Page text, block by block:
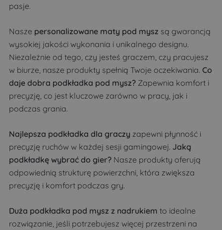
pasje.
Nasze personalizowane maty pod mysz są gwarancją
wysokiej jakości wykonania i unikalnego designu.
Niezależnie od tego, czy jesteś graczem, czy pracujesz
w biurze, nasze produkty spełnią Twoje oczekiwania. Co
daje dobra podkładka pod mysz? Zapewnia komfort i
precyzję, co jest kluczowe zarówno w pracy, jak i
podczas grania.
Najlepsza podkładka dla graczy zapewni płynność i
precyzję ruchów w każdej sesji gamingowej. Jaką
podkładkę wybrać do gier? Nasze produkty oferują
odpowiednią strukturę powierzchni, która zwiększa
precyzję i komfort podczas gry.
Duża podkładka pod mysz z nadrukiem to idealne
rozwiązanie, jeśli potrzebujesz więcej przestrzeni na